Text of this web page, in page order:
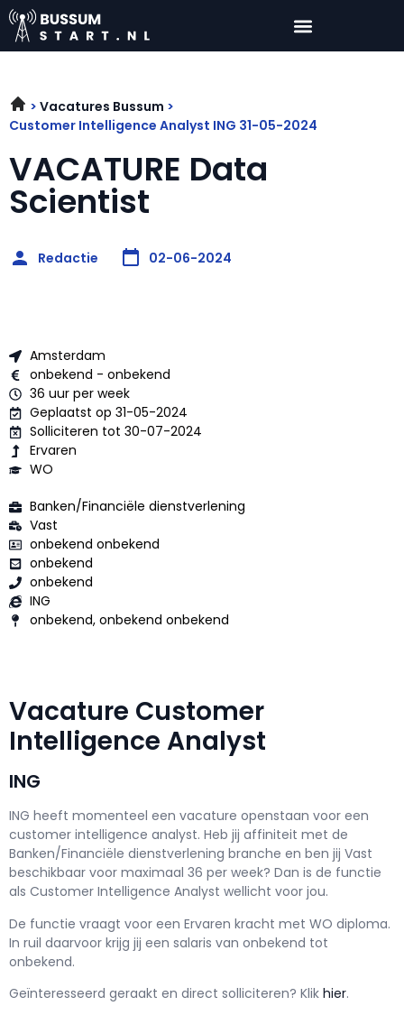
Vacatures Bussum
Customer Intelligence Analyst ING 31-05-2024
VACATURE Data
Scientist
Redactie 02-06-2024
Amsterdam
onbekend - onbekend
36 uur per week
Geplaatst op 31-05-2024
Solliciteren tot 30-07-2024
Ervaren
WO
Banken/Financiële dienstverlening
Vast
onbekend onbekend
onbekend
onbekend
ING
onbekend, onbekend onbekend
Vacature Customer
Intelligence Analyst
ING
ING heeft momenteel een vacature openstaan voor een
customer intelligence analyst. Heb jij affiniteit met de
Banken/Financiële dienstverlening branche en ben jij Vast
beschikbaar voor maximaal 36 per week? Dan is de functie
als Customer Intelligence Analyst wellicht voor jou.
De functie vraagt voor een Ervaren kracht met WO diploma.
In ruil daarvoor krijg jij een salaris van onbekend tot
onbekend.
Geïnteresseerd geraakt en direct solliciteren? Klik hier.